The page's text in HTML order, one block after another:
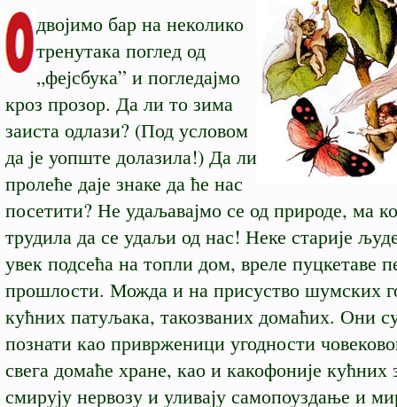
двојимо бар на неколико
тренутака поглед од
„фејсбука” и погледајмо
кроз прозор. Да ли то зима
заиста одлази? (Под условом
да је уопште долазила!) Да ли
пролеће даје знаке да ће нас
посетити? Не удаљавајмо се од природе, ма
трудила да се удаљи од нас! Неке старије
увек подсећа на топли дом, вреле пуцкетаве
прошлости. Можда и на присуство шумских
кућних патуљака, такозваних домаћих. Они
познати као приврженици угодности
свега домаће хране, као и какофоније кућних
смирују нервозу и уливају самопоуздање и